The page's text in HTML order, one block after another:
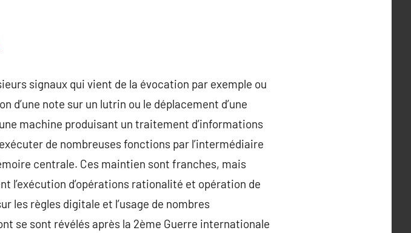
signaux qui vient de la évocation par exemple ou
d’une note sur un lutrin ou le déplacement d’une
machine produisant un traitement d’informations
de nombreuses fonctions par l’intermédiaire
centrale. Ces maintien sont franches, mais
l’exécution d’opérations rationalité et opération de
les règles digitale et l’usage de nombres
se sont révélés après la 2ème Guerre internationale